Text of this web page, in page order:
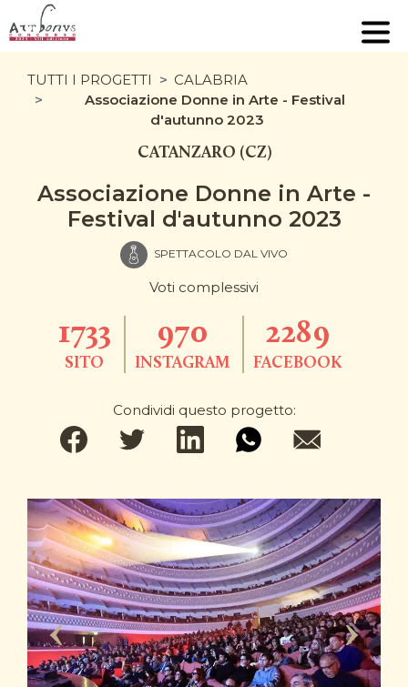
TUTTI I PROGETTI
CALABRIA
Associazione Donne in Arte - Festival
d'autunno 2023
CATANZARO (CZ)
Associazione Donne in Arte -
Festival d'autunno 2023
SPETTACOLO DAL VIVO
Voti complessivi
1733
SITO
970
INSTAGRAM
2289
FACEBOOK
Condividi questo progetto: